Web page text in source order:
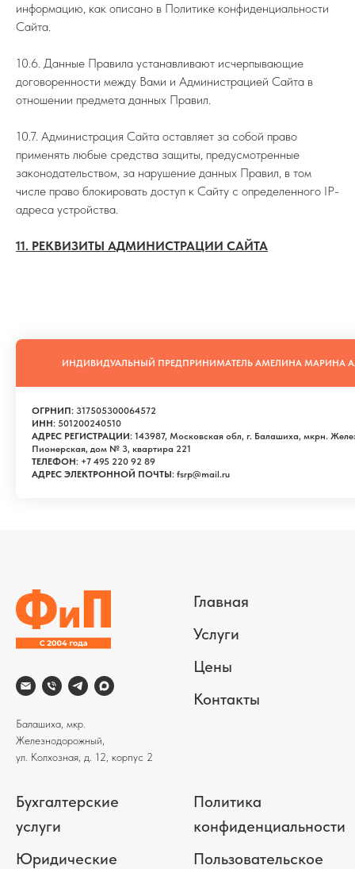
информацию, как описано в Политике конфиденциальности
Сайта.
10.6. Данные Правила устанавливают исчерпывающие
договоренности между Вами и Администрацией Сайта в
отношении предмета данных Правил.
10.7. Администрация Сайта оставляет за собой право
применять любые средства защиты, предусмотренные
законодательством, за нарушение данных Правил, в том
числе право блокировать доступ к Сайту с определенного IP-
адреса устройства.
11. РЕКВИЗИТЫ АДМИНИСТРАЦИИ САЙТА
ИНДИВИДУАЛЬНЫЙ ПРЕДПРИНИМАТЕЛЬ АМЕЛИНА МАРИНА
ОГРНИП: 317505300064572
ИНН: 501200240510
АДРЕС РЕГИСТРАЦИИ: 143987, Московская обл, г. Балашиха, мкрн.
Пионерская, дом № 3, квартира 221
ТЕЛЕФОН: +7 495 220 92 89
АДРЕС ЭЛЕКТРОННОЙ ПОЧТЫ: fsrp@mail.ru
Балашиха, мкр.
Железнодорожный,
ул. Колхозная, д. 12, корпус 2
Главная
Услуги
Цены
Контакты
Бухгалтерские
услуги
Юридические
Политика
конфиденциальности
Пользовательское